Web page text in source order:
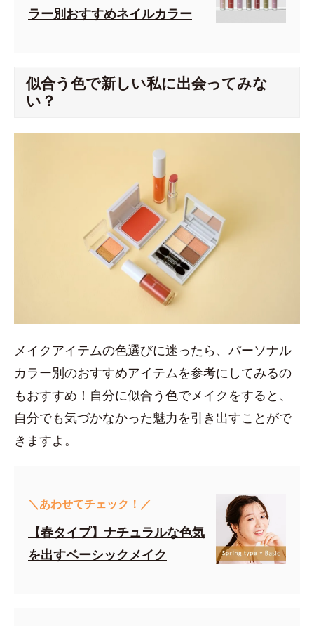
ラー別おすすめネイルカラー
似合う色で新しい私に出会ってみな
い？
メイクアイテムの色選びに迷ったら、パーソナル
カラー別のおすすめアイテムを参考にしてみるの
もおすすめ！自分に似合う色でメイクをすると、
自分でも気づかなかった魅力を引き出すことがで
きますよ。
＼あわせてチェック！／
【春タイプ】ナチュラルな色気
を出すベーシックメイク